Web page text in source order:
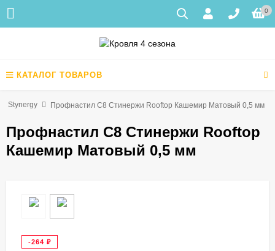
0
КАТАЛОГ ТОВАРОВ
Stynergy Профнастил С8 Стинержи Rooftop Кашемир Матовый 0,5 мм
Профнастил С8 Стинержи Rooftop
Кашемир Матовый 0,5 мм
-264 ₽